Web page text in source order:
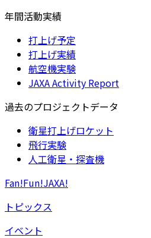
年間活動実績
打上げ予定
打上げ実績
航空機実験
JAXA Activity Report
過去のプロジェクトデータ
衛星打上げロケット
飛行実験
人工衛星・探査機
Fan!Fun!JAXA!
トピックス
イベント